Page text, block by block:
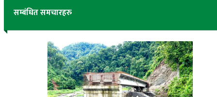
सम्बंधित समचारहरु